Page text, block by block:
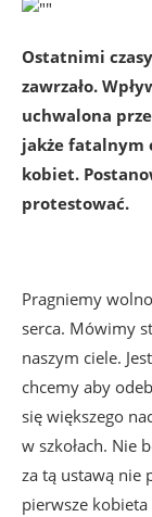
Ostatnimi
zawrzało.
uchwalona
jakże fatalnym
kobiet.
protestować.
Pragniemy
serca. Mówimy
naszym ciele.
chcemy aby
się większego
w szkołach. Nie
za tą ustawą nie
pierwsze kobieta